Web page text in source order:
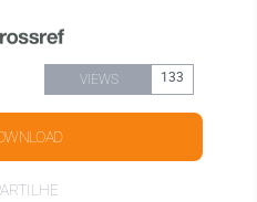
VIEWS 133